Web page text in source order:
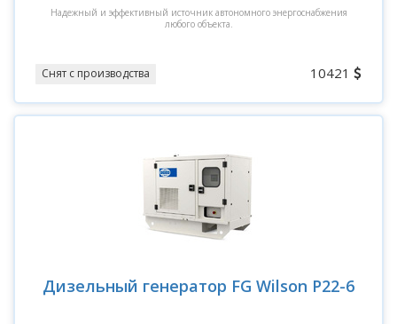
Надежный и эффективный источник автономного энергоснабжения
любого объекта.
10421
Снят с производства
Дизельный генератор FG Wilson P22-6